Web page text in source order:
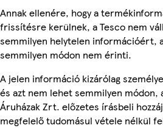
Annak ellenére, hogy a
frissítésre kerülnek, a Tesco nem
semmilyen helytelen információért,
semmilyen módon nem érinti.
A jelen információ kizárólag
és azt nem lehet semmilyen módon,
Áruházak Zrt. előzetes írásbeli
megfelelő tudomásul vétele nélkül